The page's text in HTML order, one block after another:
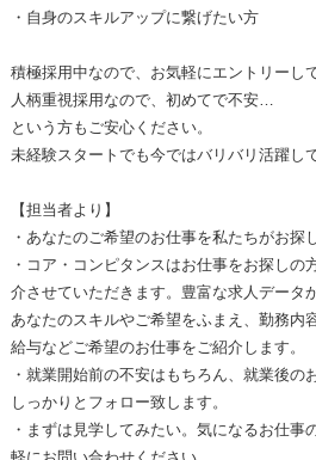
・自身のスキルアップに繋げたい方
積極採用中なので、お気軽にエントリーし
人柄重視採用なので、初めてで不安…
という方もご安心ください。
未経験スタートでも今ではバリバリ活躍し
【担当者より】
・あなたのご希望のお仕事を私たちがお探
・コア・コンピタンスはお仕事をお探しの
介させていただきます。豊富な求人データ
あなたのスキルやご希望をふまえ、勤務内
給与などご希望のお仕事をご紹介します。
・就業開始前の不安はもちろん、就業後の
しっかりとフォロー致します。
・まずは見学してみたい。気になるお仕事